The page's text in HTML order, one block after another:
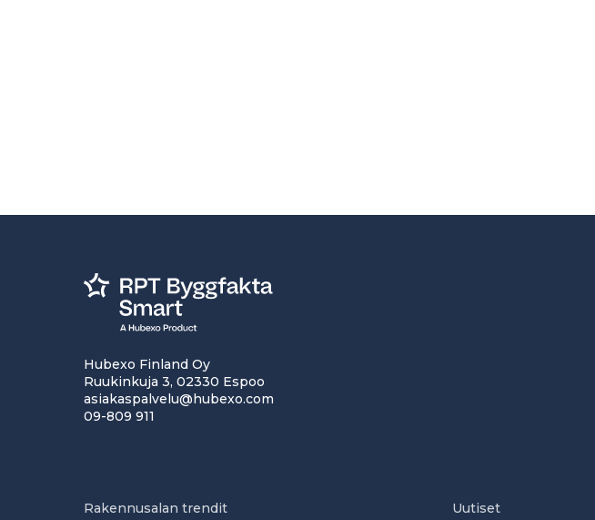
Hubexo Finland Oy
Ruukinkuja 3, 02330 Espoo
asiakaspalvelu@hubexo.com
09-809 911
Rakennusalan trendit Uutiset